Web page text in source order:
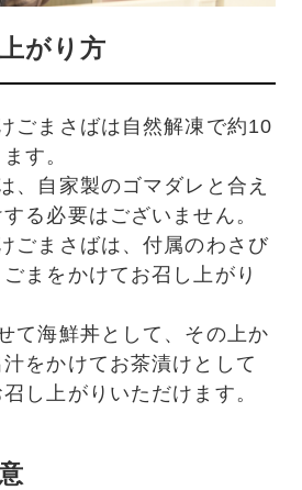
がり方
ごまさばは自然解凍で約10
す。
自家製のゴマダレと合え
る必要はございません。
ごまさばは、付属のわさび
まをかけてお召し上がり
海鮮丼として、その上か
をかけてお茶漬けとして
し上がりいただけます。